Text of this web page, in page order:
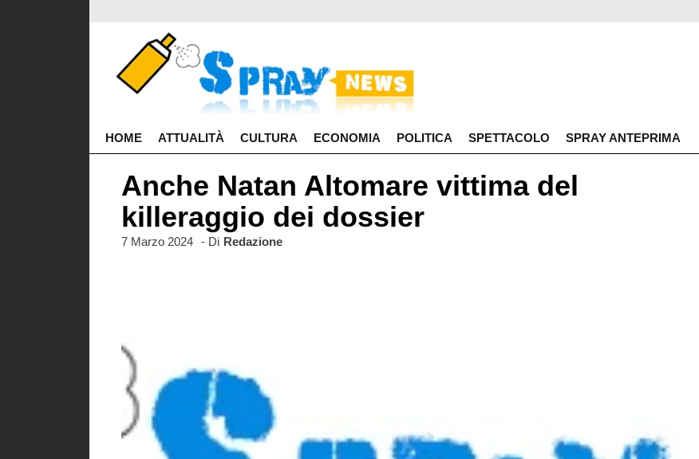
HOME ATTUALITÀ CULTURA ECONOMIA POLITICA SPETTACOLO SPRAY ANTEPRIMA
Anche Natan Altomare vittima del
killeraggio dei dossier
7 Marzo 2024 - Di Redazione